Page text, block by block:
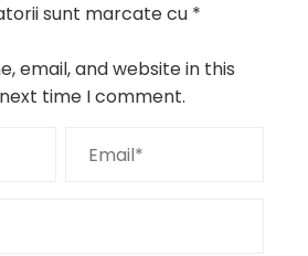
sunt marcate cu *
email, and website in this
time I comment.